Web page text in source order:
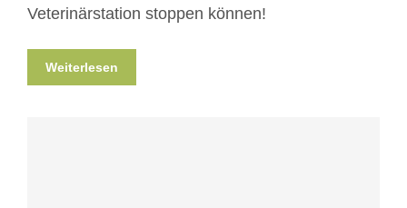
Veterinärstation stoppen können!
Weiterlesen